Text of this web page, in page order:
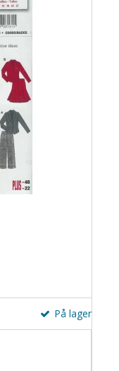
På lager